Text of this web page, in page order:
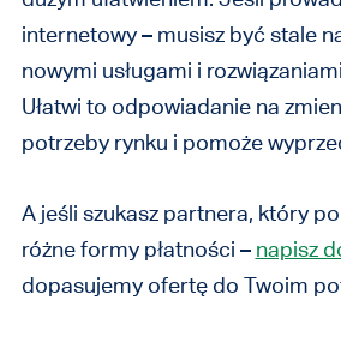
internetowy – musisz być stale
nowymi usługami i
Ułatwi to odpowiadanie na
potrzeby rynku i pomoże
A jeśli szukasz partnera, który
różne formy płatności – napisz
dopasujemy ofertę do Twoim